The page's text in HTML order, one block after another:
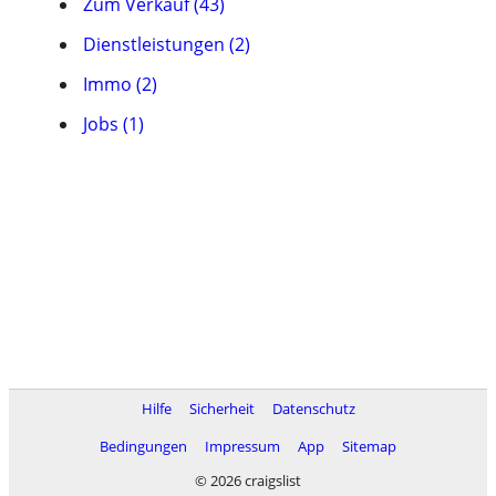
Dienstleistungen (2)
Immo (2)
Jobs (1)
Hilfe Sicherheit
Datenschutz
Bedingungen
Impressum App
Sitemap
© 2026 craigslist